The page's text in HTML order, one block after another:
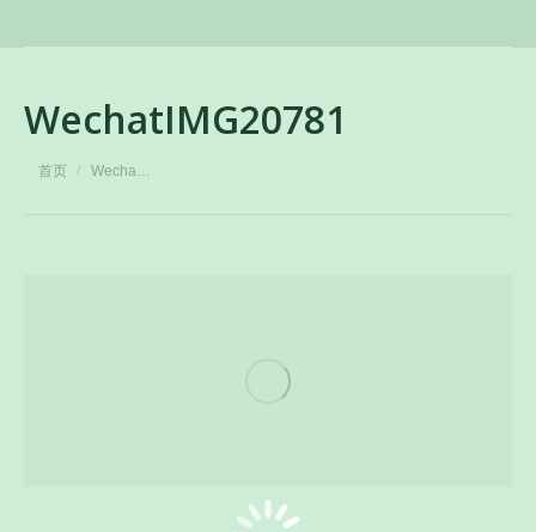
WechatIMG20781
您在这里：
首页 Wecha…